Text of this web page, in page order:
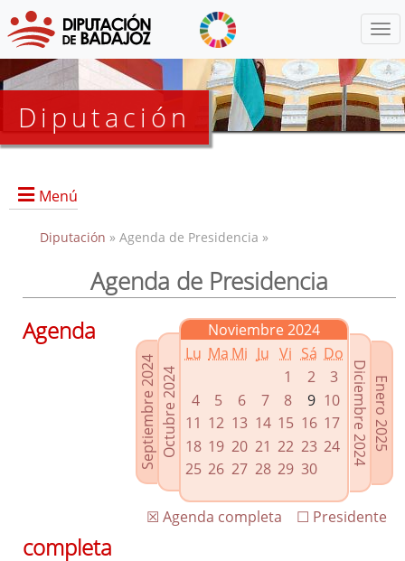
Diputación
Menú
Presidencia
Grupos Políticos
Enlaces relacionados
Agenda de Presidencia
Plenos provinciales y Juntas de gobierno
Oficina de Proyectos Europeos
Diputación » Agenda de Presidencia »
Agenda de Presidencia
Septiembre 2024Octubre 2024
Noviembre 2024
Lu Ma Mi Ju Vi Sá Do
1
2
3
4
5 6 7 8 9 10
11 12 13 14 15 16 17
18 19 20 21 22 23 24
25 26 27 28 29 30
Enero 2025
Diciembre 2024
☐ Presidente
☒ Agenda completa
Agenda
completa